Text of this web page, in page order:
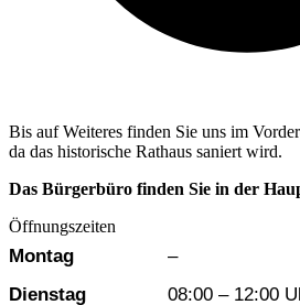
Bis auf Weiteres finden Sie uns im
da das historische Rathaus saniert wird.
Das Bürgerbüro finden Sie in der
Öffnungszeiten
Wochentag Vormittag
Montag –
Dienstag
08:00 – 12:00